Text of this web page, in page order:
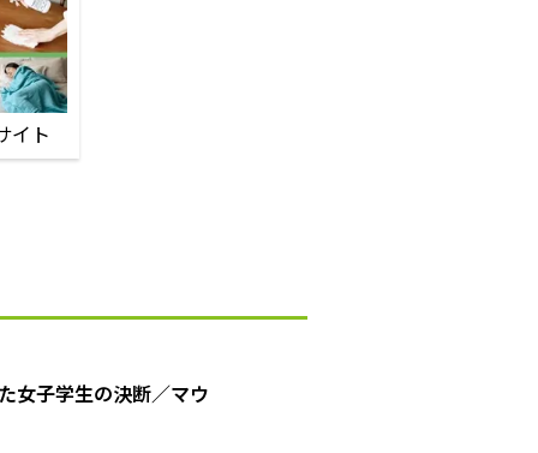
イト
女子学生の決断／マウ